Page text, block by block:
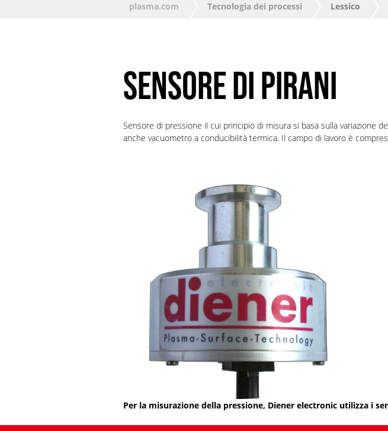
plasma.com Tecnologia dei processi Lessico
SENSORE DI PIRANI
Sensore di pressione il cui principio di misura si basa sulla variazione
anche vacuometro a conducibilità termica. Il campo di lavoro è
Per la misurazione della pressione, Diener electronic utilizza i